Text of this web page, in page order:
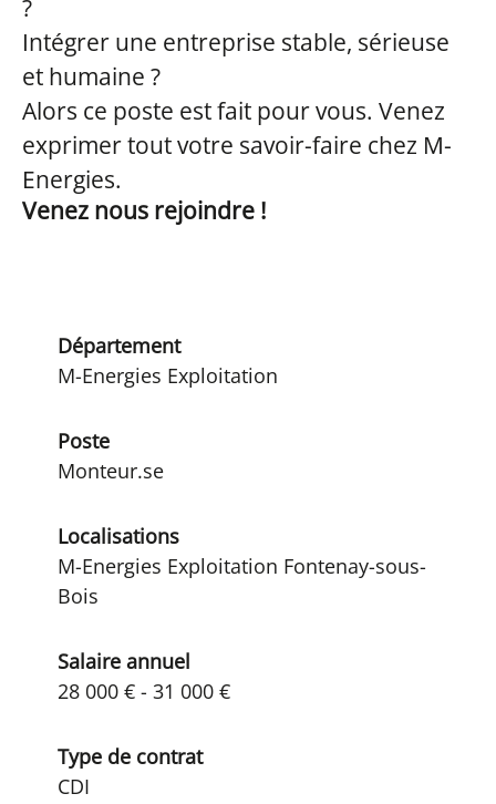
?
Intégrer une entreprise stable, sérieuse
et humaine ?
Alors ce poste est fait pour vous. Venez
exprimer tout votre savoir-faire chez M-
Energies.
Venez nous rejoindre !
Département
M-Energies Exploitation
Poste
Monteur.se
Localisations
M-Energies Exploitation Fontenay-sous-
Bois
Salaire annuel
28 000 € - 31 000 €
Type de contrat
CDI